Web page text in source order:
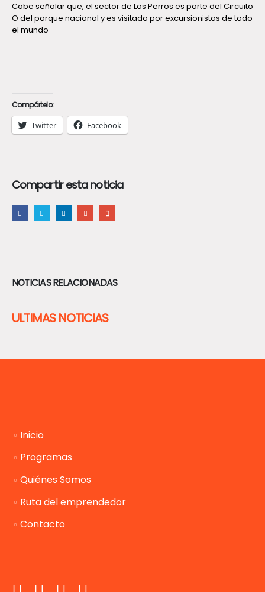
Cabe señalar que, el sector de Los Perros es parte del Circuito
O del parque nacional y es visitada por excursionistas de todo
el mundo
Compártelo:
Twitter Facebook
Compartir esta noticia
NOTICIAS RELACIONADAS
ULTIMAS NOTICIAS
Inicio
Programas
Quiénes Somos
Ruta del emprendedor
Contacto